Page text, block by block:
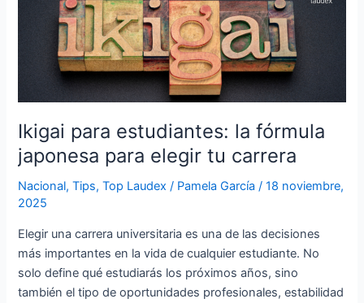
Ikigai para estudiantes: la fórmula
japonesa para elegir tu carrera
Nacional,Tips,Top Laudex / Pamela García/18 noviembre,
2025
Elegir una carrera universitaria es una de las decisiones
más importantes en la vida de cualquier estudiante. No
solo define qué estudiarás los próximos años, sino
también el tipo de oportunidades profesionales, estabilidad
estudiantes:
fórmula
japonesa
para
elegir
tu
carrera